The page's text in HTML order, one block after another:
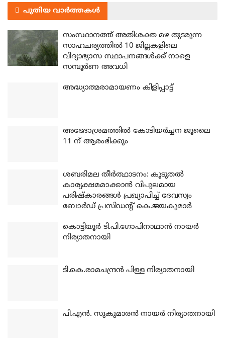
പുതിയ വാർത്തകൾ
സംസ്ഥാനത്ത് അതിശക്ത മഴ തുടരുന്ന
സാഹചര്യത്തിൽ 10 ജില്ലകളിലെ
വിദ്യാഭ്യാസ സ്ഥാപനങ്ങൾക്ക് നാളെ
സമ്പൂർണ അവധി
അദ്ധ്യാത്മരാമായണം കിളിപ്പാട്ട്
അഭേദാശ്രമത്തില്‍ കോടിയര്‍ച്ചന ജൂലൈ
11 ന് ആരംഭിക്കും
ശബരിമല തീര്‍ത്ഥാടനം: കൂടുതല്‍
കാര്യക്ഷമമാക്കാന്‍ വിപുലമായ
പരിഷ്‌കാരങ്ങള്‍ പ്രഖ്യാപിച്ച് ദേവസ്വം
ബോര്‍ഡ് പ്രസിഡന്റ് കെ.ജയകുമാര്‍
കൊട്ടിയൂര്‍ ടി.പി.ഗോപിനാഥാന്‍ നായര്‍
നിര്യാതനായി
ടി.കെ.രാമചന്ദ്രന്‍ പിള്ള നിര്യാതനായി
പി.എന്‍. സുകുമാരന്‍ നായര്‍ നിര്യാതനായി